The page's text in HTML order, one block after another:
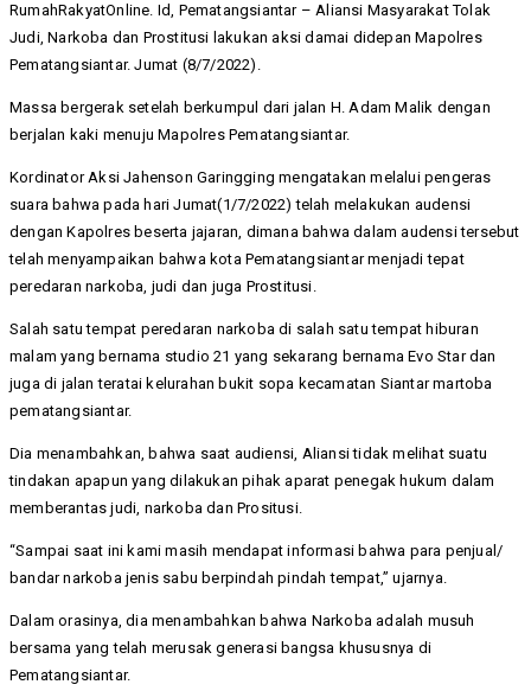
RumahRakyatOnline. Id, Pematangsiantar – Aliansi Masyarakat Tolak
Judi, Narkoba dan Prostitusi lakukan aksi damai didepan Mapolres
Pematangsiantar. Jumat (8/7/2022).
Massa bergerak setelah berkumpul dari jalan H. Adam Malik dengan
berjalan kaki menuju Mapolres Pematangsiantar.
Kordinator Aksi Jahenson Garingging mengatakan melalui pengeras
suara bahwa pada hari Jumat(1/7/2022) telah melakukan audensi
dengan Kapolres beserta jajaran, dimana bahwa dalam audensi tersebut
telah menyampaikan bahwa kota Pematangsiantar menjadi tepat
peredaran narkoba, judi dan juga Prostitusi.
Salah satu tempat peredaran narkoba di salah satu tempat hiburan
malam yang bernama studio 21 yang sekarang bernama Evo Star dan
juga di jalan teratai kelurahan bukit sopa kecamatan Siantar martoba
pematangsiantar.
Dia menambahkan, bahwa saat audiensi, Aliansi tidak melihat suatu
tindakan apapun yang dilakukan pihak aparat penegak hukum dalam
memberantas judi, narkoba dan Prositusi.
“Sampai saat ini kami masih mendapat informasi bahwa para penjual/
bandar narkoba jenis sabu berpindah pindah tempat,” ujarnya.
Dalam orasinya, dia menambahkan bahwa Narkoba adalah musuh
bersama yang telah merusak generasi bangsa khususnya di
Pematangsiantar.